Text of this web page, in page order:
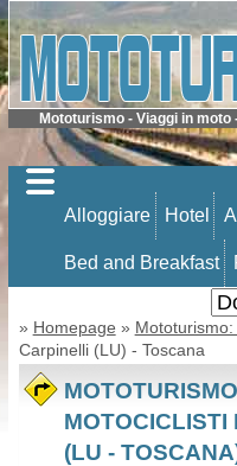
Mototurismo - Viaggi in moto
Alloggiare Hotel
Bed and Breakfast
» Homepage »
Carpinelli (LU) - Toscana
MOTOCICLISTI
(LU -